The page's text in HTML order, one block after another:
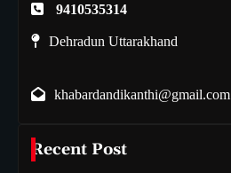
9410535314
Dehradun Uttarakhand
khabardandikanthi@gmail.com
Recent Post